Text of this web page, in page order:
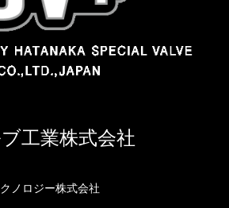
工業株式会社
ロジー株式会社